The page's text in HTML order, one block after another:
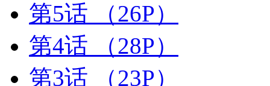
第5话
（26P）
第4话
（28P）
第3话
（23P）